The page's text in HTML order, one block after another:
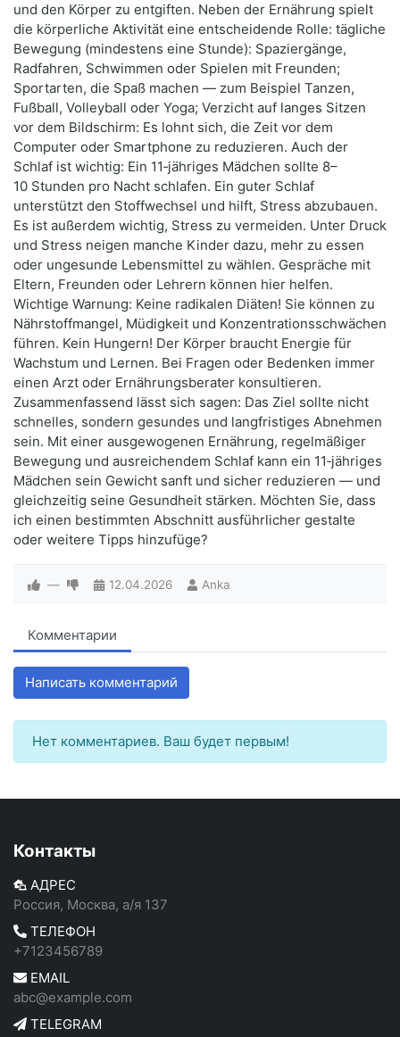
und den Körper zu entgiften. Neben der Ernährung spielt
die körperliche Aktivität eine entscheidende Rolle: tägliche
Bewegung (mindestens eine Stunde): Spaziergänge,
Radfahren, Schwimmen oder Spielen mit Freunden;
Sportarten, die Spaß machen — zum Beispiel Tanzen,
Fußball, Volleyball oder Yoga; Verzicht auf langes Sitzen
vor dem Bildschirm: Es lohnt sich, die Zeit vor dem
Computer oder Smartphone zu reduzieren. Auch der
Schlaf ist wichtig: Ein 11‑jähriges Mädchen sollte 8–
10 Stunden pro Nacht schlafen. Ein guter Schlaf
unterstützt den Stoffwechsel und hilft, Stress abzubauen.
Es ist außerdem wichtig, Stress zu vermeiden. Unter Druck
und Stress neigen manche Kinder dazu, mehr zu essen
oder ungesunde Lebensmittel zu wählen. Gespräche mit
Eltern, Freunden oder Lehrern können hier helfen.
Wichtige Warnung: Keine radikalen Diäten! Sie können zu
Nährstoffmangel, Müdigkeit und Konzentrationsschwächen
führen. Kein Hungern! Der Körper braucht Energie für
Wachstum und Lernen. Bei Fragen oder Bedenken immer
einen Arzt oder Ernährungsberater konsultieren.
Zusammenfassend lässt sich sagen: Das Ziel sollte nicht
schnelles, sondern gesundes und langfristiges Abnehmen
sein. Mit einer ausgewogenen Ernährung, regelmäßiger
Bewegung und ausreichendem Schlaf kann ein 11‑jähriges
Mädchen sein Gewicht sanft und sicher reduzieren — und
gleichzeitig seine Gesundheit stärken. Möchten Sie, dass
ich einen bestimmten Abschnitt ausführlicher gestalte
oder weitere Tipps hinzufüge?
— 12.04.2026 Anka
Комментарии
Написать комментарий
Нет комментариев. Ваш будет первым!
Контакты
АДРЕС
Россия, Москва, а/я 137
ТЕЛЕФОН
+7123456789
EMAIL
abc@example.com
TELEGRAM